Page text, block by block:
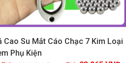
Cao Su Mắt Cáo Chạc 7 Kim Loại
Phụ Kiện